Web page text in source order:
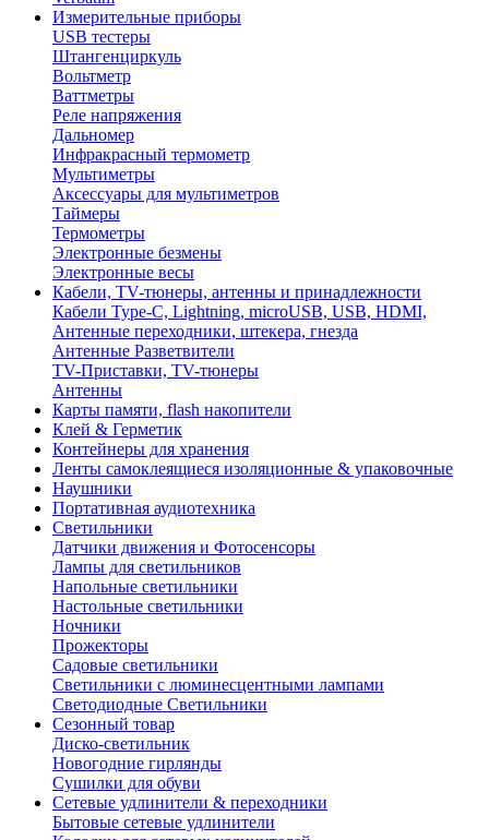
Измерительные приборы
USB тестеры
Штангенциркуль
Вольтметр
Ваттметры
Реле напряжения
Дальномер
Инфракрасный термометр
Мультиметры
Аксессуары для мультиметров
Таймеры
Термометры
Электронные безмены
Электронные весы
Кабели, TV-тюнеры, антенны и принадлежности
Кабели Type-C, Lightning, microUSB, USB, HDMI,
Антенные переходники, штекера, гнезда
Антенные Разветвители
TV-Приставки, TV-тюнеры
Антенны
Карты памяти, flash накопители
Клей & Герметик
Контейнеры для хранения
Ленты самоклеящиеся изоляционные & упаковочные
Наушники
Портативная аудиотехника
Светильники
Датчики движения и Фотосенсоры
Лампы для светильников
Напольные светильники
Настольные светильники
Ночники
Прожекторы
Садовые светильники
Светильники с люминесцентными лампами
Светодиодные Светильники
Сезонный товар
Диско-светильник
Новогодние гирлянды
Сушилки для обуви
Сетевые удлинители & переходники
Бытовые сетевые удлинители